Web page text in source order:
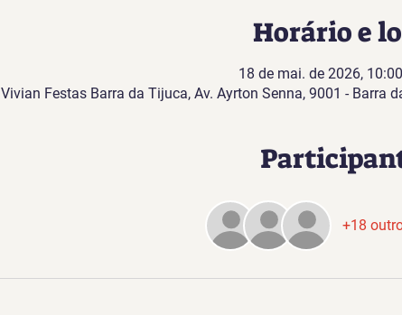
Horário e
18 de mai. de 2026,
Vivian Festas Barra da Tijuca, Av. Ayrton Senna, 9001 - Barra
+18